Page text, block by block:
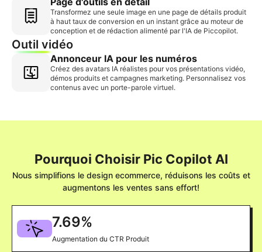
Transformez une seule image en une page de détails produit
à haut taux de conversion en un instant grâce au moteur de
conception et de rédaction alimenté par l'IA de Piccopilot.
Outil vidéo
Annonceur IA pour les numéros
Créez des avatars IA réalistes pour vos présentations vidéo,
démos produits et campagnes marketing. Personnalisez vos
contenus avec un porte-parole virtuel.
Pourquoi Choisir Pic Copilot AI
Nous simplifions le design ecommerce, réduisons les coûts et
augmentons les ventes sans effort!
7.69%
Augmentation du CTR Produit